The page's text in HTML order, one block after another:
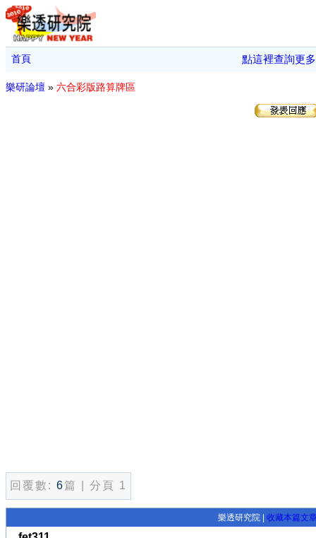
首頁 點這裡查詢更多
樂研論壇 » 六合彩版路算牌區
回覆數: 6篇 | 分頁 1
樂透研究院 | 收藏本篇文